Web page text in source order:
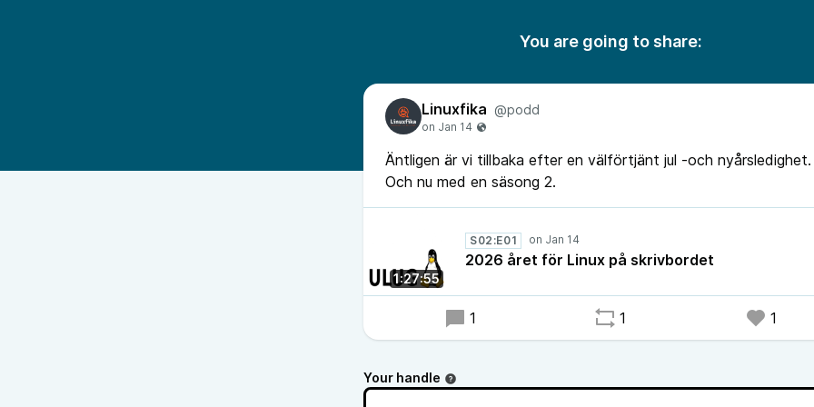
You are going to share:
Linuxfika @podd
Äntligen är vi tillbaka efter en välförtjänt jul -och nyårsledighet.
Och nu med en säsong 2.
1:27:55
S02:E01
2026 året för Linux på skrivbordet
1 1 1
Your handle